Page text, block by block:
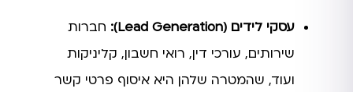
עסקי לידים (Lead Generation):
חברות
שירותים, עורכי דין, רואי חשבון, קליניקות
ועוד, שהמטרה שלהן היא איסוף פרטי קשר